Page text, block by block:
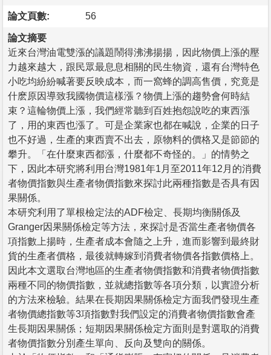
論文頁數: 56
論文摘要
近來台灣油電雙漲的議題鬧得沸沸揚揚，因此物價上漲的壓
力越來越大，跟民眾最息息相關的民生物資，還有台灣特色
小吃均紛紛喊著要反映成本，而一窩蜂的調高售價，究竟是
什麽原因導致我國物價這樣漲？物價上漲的趨勢會何時結
束？這輪物價上漲，我們經常聽到百姓抱怨說吃的東西漲
了，用的東西也漲了。可是企業家也都在喊說，企業的日子
也不好過，生產的東西賣不出去，原物料的價格又是節節的
攀升。「在什麼東西都漲，什麼都不奇怪的。」的情勢之
下，因此本研究將利用台灣1981年1月至2011年12月的消費
者物價指數與生產者物價指數來探討此兩種指數是否具有因
果關係。
本研究利用了單根檢定法的ADF檢定、長期均衡關係及
Granger因果關係檢定等方法，來探討是否當生產者物價各
項指數上揚時，生產者成本會隨之上升，進而影響到最終財
貨的生產者價格，最後就轉嫁到消費者物價各指數價格上。
因此本文選取台灣地區的生產者物價指數和消費者物價指數
兩種不同的物價指數，並就總指數等各項分類，以實證分析
的方法來檢驗。結果在長期因果關係檢定方面我們發現生產
者物價總指數等3項指數對我們設定的消費者物價指數會產
生長期因果關係；短期因果關係檢定方面則是對選取的消費
者物價指數分別產生單向、反向及雙向的關係。